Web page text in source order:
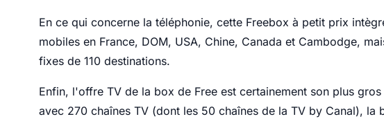
En ce qui concerne la téléphonie, cette Freebox à petit prix
mobiles en France, DOM, USA, Chine, Canada et Cambodge,
fixes de 110 destinations.
Enfin, l'offre TV de la box de Free est certainement son plus
avec 270 chaînes TV (dont les 50 chaînes de la TV by Canal),